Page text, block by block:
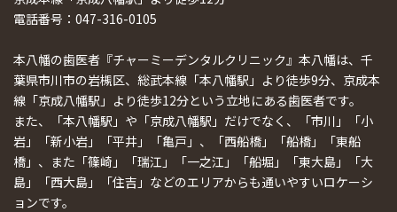
電話番号：047-316-0105
本八幡の歯医者『チャーミーデンタルクリニック』本八幡は、千
葉県市川市の岩槻区、総武本線「本八幡駅」より徒歩9分、京成本
線「京成八幡駅」より徒歩12分という立地にある歯医者です。
また、「本八幡駅」や「京成八幡駅」だけでなく、「市川」「小
岩」「新小岩」「平井」「亀戸」、「西船橋」「船橋」「東船
橋」、また「篠崎」「瑞江」「一之江」「船堀」「東大島」「大
島」「西大島」「住吉」などのエリアからも通いやすいロケーシ
ョンです。